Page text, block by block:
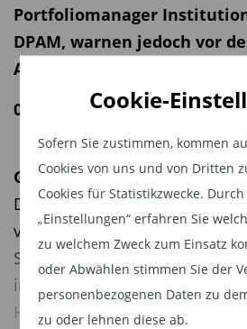
Cookie-
Sofern Sie zustimmen, kommen
Cookies von uns und von Dritten
Cookies für Statistikzwecke.
„Einstellungen“ erfahren Sie
zu welchem Zweck zum Einsatz
oder Abwählen stimmen Sie der
personenbezogenen Daten zu
zu oder lehnen diese ab.
Portfoliomanager
DPAM, warnen jedoch vor
Auswirkungen:
06.05.2025 | 08:56 Uhr
Geldentwertung im Laufe
Den Geldwert durch
verringern, hat schon oft zu
So führte das Drucken
im Deutschland der
Hyperinflation.